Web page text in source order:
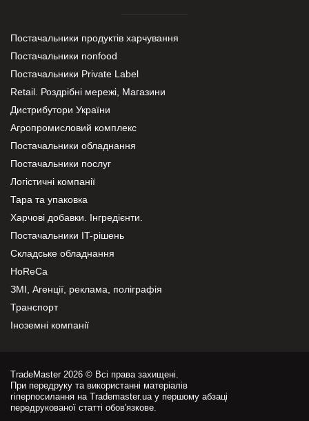
Постачальники продуктів харчування
Постачальники nonfood
Постачальники Private Label
Retail. Роздрібні мережі, Магазини
Дистрибутори України
Агропромисловий комплекс
Постачальники обладнання
Постачальники послуг
Логістичні компанії
Тара та упаковка
Харчові добавки. Інгредієнти.
Постачальники IT-рішень
Складське обладнання
HoReCa
ЗМІ, Агенції, реклама, поліграфія
Транспорт
Іноземні компанії
TradeMaster 2026 © Всі права захищені.
При передруку та використанні матеріалів
гіперпосилання на Trademaster.ua у першому абзаці
передрукованої статті обов'язкове.